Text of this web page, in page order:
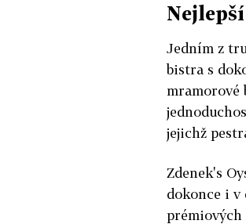
Jedním z
bistra s
mramorové
jejichž
Zdenek's
dokonce i v